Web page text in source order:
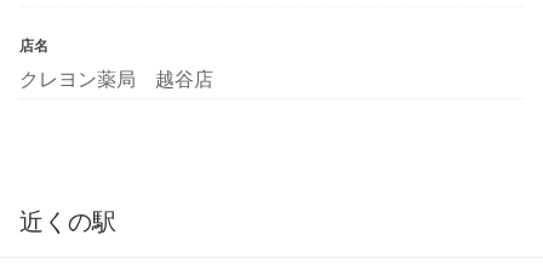
店名
クレヨン薬局 越谷店
近くの駅